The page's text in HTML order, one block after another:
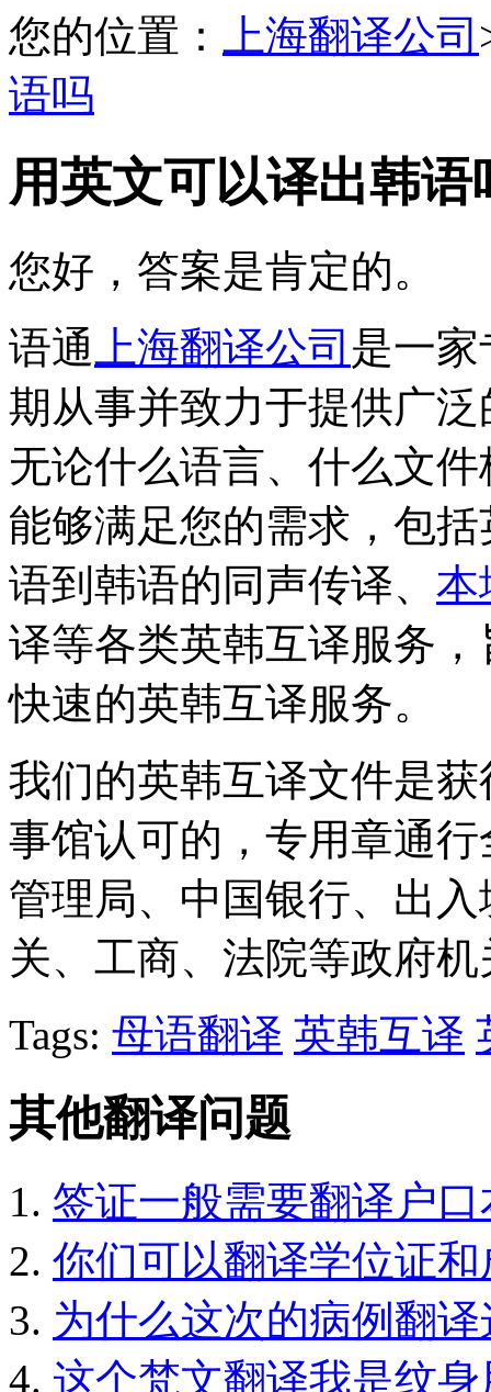
您的位置： 上海翻译公司
语吗
用英文可以译出韩语
您好，答案是肯定的。
语通 上海翻译公司 是一
期从事并致力于提供广
无论什么语言、什么文
能够满足您的需求，包
语到韩语的同声传译、 本
译等各类英韩互译服务
快速的英韩互译服务。
我们的英韩互译文件是
事馆认可的，专用章通
管理局、中国银行、出
关、工商、法院等政府
Tags: 母语翻译 英韩互译
其他翻译问题
签证一般需要翻译户
你们可以翻译学位证
为什么这次的病例翻
这个梵文翻译我是纹